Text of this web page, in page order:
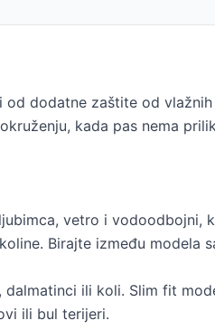
dodatne zaštite od
kada pas nema
vetro i vodoodbojni,
Birajte između modela
ili koli. Slim fit
ili bul terijeri.